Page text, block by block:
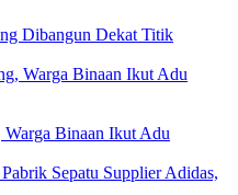
Dibangun Dekat Titik
Warga Binaan Ikut Adu